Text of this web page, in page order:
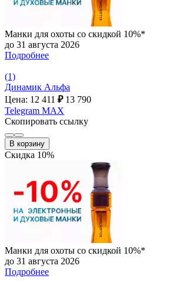
Манки для охоты со скидкой 10%*
до 31 августа 2026
Подробнее
(1)
Динамик Альфа
Цена: 12 411 ₽ 13 790
Telegram MAX
Скопировать ссылку
В корзину
Скидка 10%
Манки для охоты со скидкой 10%*
до 31 августа 2026
Подробнее